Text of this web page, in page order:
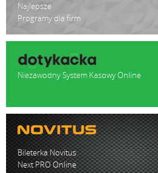
Najlepsze
Programy dla firm
Niezawodny System Kasowy Online
Bileterka Novitus
Next PRO Online